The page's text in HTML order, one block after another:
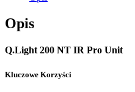
Opis
Q.Light 200 NT IR Pro Unit
Kluczowe Korzyści